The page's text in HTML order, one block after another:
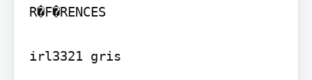
R�F�RENCES
irl3321 gris